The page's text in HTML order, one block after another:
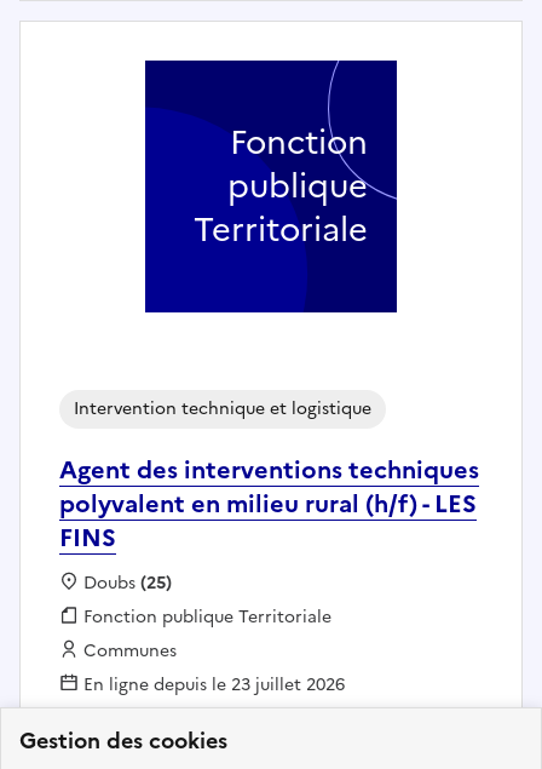
Gestion des cookies
Agent des interventions techniques
polyvalent en milieu rural (h/f) - LES
FINS
Intervention technique et logistique
Localisation :
Doubs(25)
Fonction publique :
Fonction publique Territoriale
Employeur :
Communes
En ligne depuis le 23 juillet 2026
Fonction
publique
Territoriale